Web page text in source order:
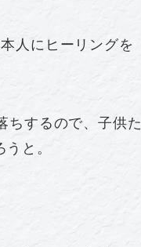
人にヒーリングを
ちするので、子供た
と。